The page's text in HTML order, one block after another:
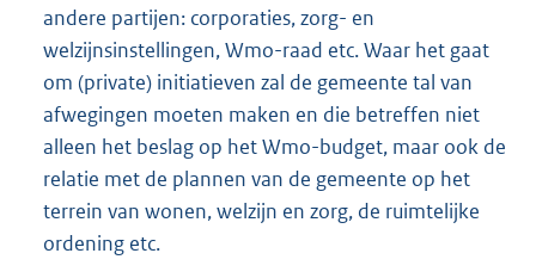
andere partijen: corporaties, zorg- en
welzijnsinstellingen, Wmo-raad etc. Waar het gaat
om (private) initiatieven zal de gemeente tal van
afwegingen moeten maken en die betreffen niet
alleen het beslag op het Wmo-budget, maar ook de
relatie met de plannen van de gemeente op het
terrein van wonen, welzijn en zorg, de ruimtelijke
ordening etc.